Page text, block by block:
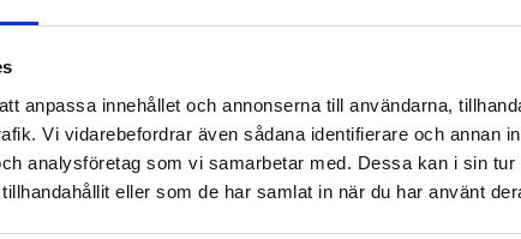
anpassa innehållet och annonserna till användarna,
Vi vidarebefordrar även sådana identifierare och annan
analysföretag som vi samarbetar med. Dessa kan i sin
eller som de har samlat in när du har använt